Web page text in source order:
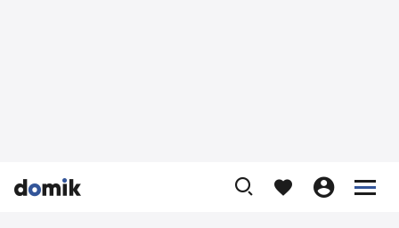


    

